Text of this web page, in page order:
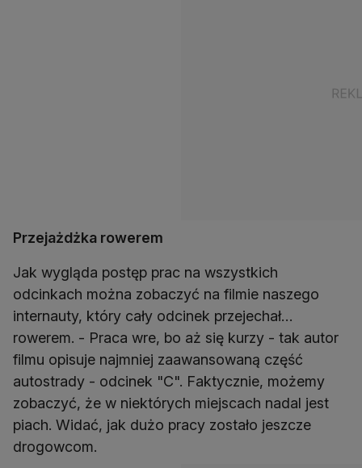
Przejażdżka rowerem
Jak wygląda postęp prac na wszystkich
odcinkach można zobaczyć na filmie naszego
internauty, który cały odcinek przejechał…
rowerem. - Praca wre, bo aż się kurzy - tak autor
filmu opisuje najmniej zaawansowaną część
autostrady - odcinek "C". Faktycznie, możemy
zobaczyć, że w niektórych miejscach nadal jest
piach. Widać, jak dużo pracy zostało jeszcze
drogowcom.